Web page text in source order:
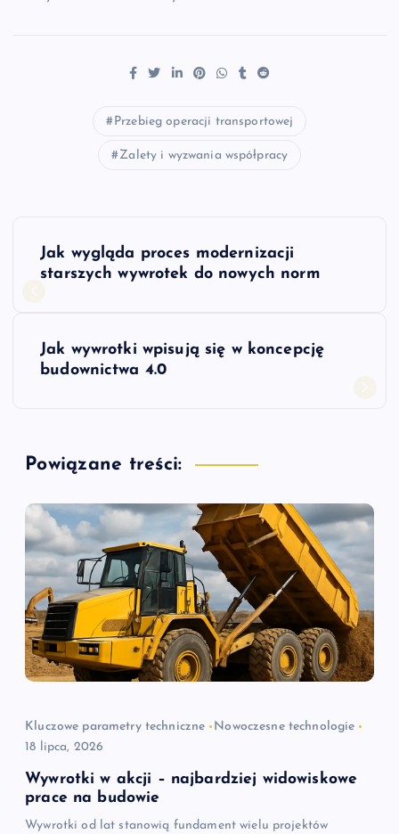
Przebieg operacji transportowej
Zalety i wyzwania współpracy
N
a
c
a
w
p
s
u
Jak wygląda proces modernizacji
starszych wywrotek do nowych norm
Jak wywrotki wpisują się w koncepcję
budownictwa 4.0
Powiązane treści:
Kluczowe parametry techniczne
Nowoczesne technologie
18 lipca, 2026
Wywrotki w akcji – najbardziej widowiskowe
prace na budowie
Wywrotki od lat stanowią fundament wielu projektów